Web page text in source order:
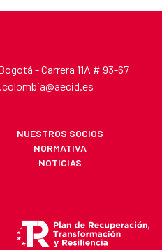
- Carrera 11A # 93-67
NUESTROS SOCIOS
NORMATIVA
NOTICIAS